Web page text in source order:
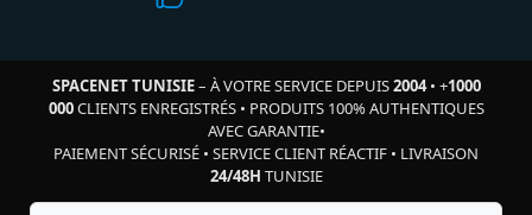
SPACENET TUNISIE– À VOTRE SERVICE DEPUIS2004• +1000
000CLIENTS ENREGISTRÉS• PRODUITS 100% AUTHENTIQUES
AVEC GARANTIE•
PAIEMENT SÉCURISÉ • SERVICE CLIENT RÉACTIF • LIVRAISON
24/48H TUNISIE